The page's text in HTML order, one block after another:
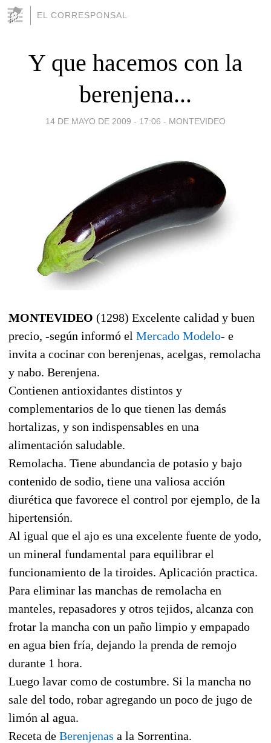
EL CORRESPONSAL
Y que hacemos con la
berenjena...
14 DE MAYO DE 2009 - 17:06 - MONTEVIDEO
MONTEVIDEO (1298) Excelente calidad y buen
precio, -según informó el Mercado Modelo- e
invita a cocinar con berenjenas, acelgas, remolacha
y nabo. Berenjena.
Contienen antioxidantes distintos y
complementarios de lo que tienen las demás
hortalizas, y son indispensables en una
alimentación saludable.
Remolacha. Tiene abundancia de potasio y bajo
contenido de sodio, tiene una valiosa acción
diurética que favorece el control por ejemplo, de la
hipertensión.
Al igual que el ajo es una excelente fuente de yodo,
un mineral fundamental para equilibrar el
funcionamiento de la tiroides. Aplicación practica.
Para eliminar las manchas de remolacha en
manteles, repasadores y otros tejidos, alcanza con
frotar la mancha con un paño limpio y empapado
en agua bien fría, dejando la prenda de remojo
durante 1 hora.
Luego lavar como de costumbre. Si la mancha no
sale del todo, robar agregando un poco de jugo de
limón al agua.
Receta de Berenjenas a la Sorrentina.